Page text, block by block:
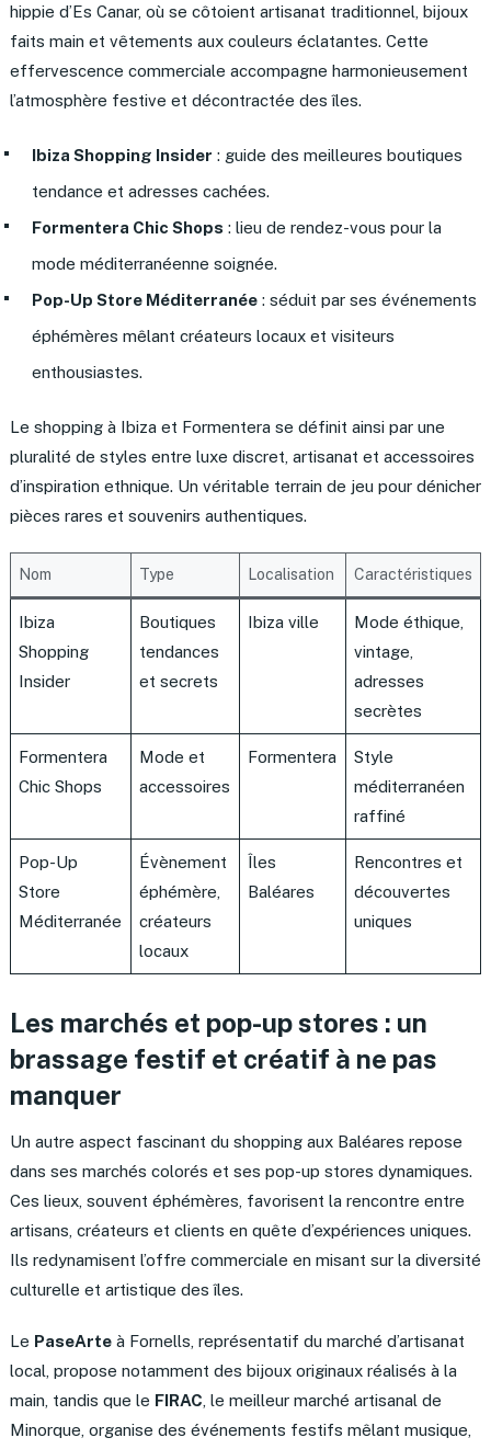
hippie d’Es Canar, où se côtoient artisanat traditionnel, bijoux
faits main et vêtements aux couleurs éclatantes. Cette
effervescence commerciale accompagne harmonieusement
l’atmosphère festive et décontractée des îles.
Ibiza Shopping Insider : guide des meilleures boutiques
tendance et adresses cachées.
Formentera Chic Shops : lieu de rendez-vous pour la
mode méditerranéenne soignée.
Pop-Up Store Méditerranée: séduit par ses événements
éphémères mêlant créateurs locaux et visiteurs
enthousiastes.
Le shopping à Ibiza et Formentera se définit ainsi par une
pluralité de styles entre luxe discret, artisanat et accessoires
d’inspiration ethnique. Un véritable terrain de jeu pour dénicher
pièces rares et souvenirs authentiques.
Nom Type Localisation Caractéristiques
Ibiza
Shopping
Insider
Boutiques
tendances
et secrets
Ibiza ville
Mode éthique,
vintage,
adresses
secrètes
Formentera
Chic Shops
Mode et
accessoires
Formentera
Style
méditerranéen
raffiné
Pop-Up
Store
Méditerranée
Évènement
éphémère,
créateurs
locaux
Îles
Baléares
Rencontres et
découvertes
uniques
Les marchés et pop-up stores : un
brassage festif et créatif à ne pas
manquer
Un autre aspect fascinant du shopping aux Baléares repose
dans ses marchés colorés et ses pop-up stores dynamiques.
Ces lieux, souvent éphémères, favorisent la rencontre entre
artisans, créateurs et clients en quête d’expériences uniques.
Ils redynamisent l’offre commerciale en misant sur la diversité
culturelle et artistique des îles.
Le PaseArteà Fornells, représentatif du marché d’artisanat
local, propose notamment des bijoux originaux réalisés à la
main, tandis que le FIRAC, le meilleur marché artisanal de
Minorque, organise des événements festifs mêlant musique,